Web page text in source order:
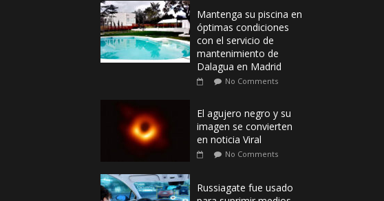
Mantenga su piscina en
óptimas condiciones
con el servicio de
mantenimiento de
Dalagua en Madrid
No Comments
El agujero negro y su
imagen se convierten
en noticia Viral
No Comments
Russiagate fue usado